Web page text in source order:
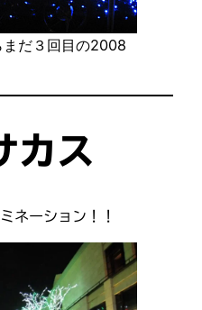
まだ３回目の2008
カス
ネーション！！